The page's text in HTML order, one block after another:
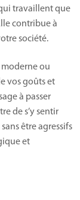
travaillent que
contribue à
société.
ou
vos goûts et
à passer
de s’y sentir
être agressifs
et